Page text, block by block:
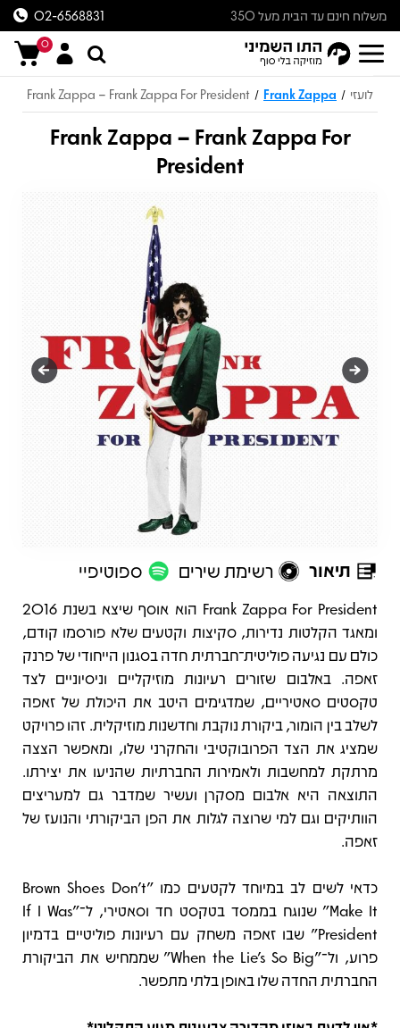
משלוח חינם עד הבית מעל 350
ש״ח
02-6568831
0
לועזי /
Frank Zappa
/
Frank Zappa – Frank Zappa For President
Frank Zappa – Frank Zappa For
President
תיאור רשימת שירים ספוטיפיי
תיאור
Frank Zappa For President הוא אוסף שיצא בשנת 2016
ומאגד הקלטות נדירות, סקיצות וקטעים שלא פורסמו קודם,
כולם עם נגיעה פוליטית־חברתית חדה בסגנון הייחודי של פרנק
זאפה. באלבום שזורים רעיונות מוזיקליים וניסיוניים לצד
טקסטים סאטיריים, שמדגימים היטב את היכולת של זאפה
לשלב בין הומור, ביקורת נוקבת וחדשנות מוזיקלית. זהו פרויקט
שמציג את הצד הפרובוקטיבי והחקרני שלו, ומאפשר הצצה
מרתקת למחשבות ולאמירות החברתיות שהניעו את יצירתו.
התוצאה היא אלבום מסקרן ועשיר שמדבר גם למעריצים
הוותיקים וגם למי שרוצה לגלות את הפן הביקורתי והנועז של
זאפה.
כדאי לשים לב במיוחד לקטעים כמו "Brown Shoes Don’t
Make It" שנוגח בממסד בטקסט חד וסאטירי, ל־"If I Was
President" שבו זאפה משחק עם רעיונות פוליטיים בדמיון
פרוע, ול־"When the Lie’s So Big" שממחיש את הביקורת
החברתית החדה שלו באופן בלתי מתפשר.